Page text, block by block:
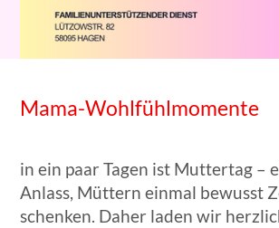
Mama-Wohlfühlmomente
in ein paar Tagen ist Muttertag –
Anlass, Müttern einmal bewusst
schenken. Daher laden wir